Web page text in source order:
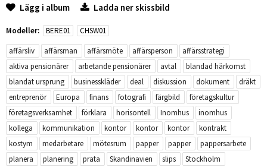
Lägg i album Ladda ner skissbild
Modeller: BERE01
CHSW01
affärsliv
affärsman affärsmöte affärsperson
affärsstrategi
aktiva pensionärer
arbetande pensionärer avtal
blandad härkomst
blandat ursprung
businesskläder deal diskussion dokument
dräkt
entreprenör
Europa finans fotografi färgbild
företagskultur
företagsverksamhet
förklara horisontell Inomhus
inomhus
kollega
kommunikation kontor kontor kontor
kontrakt
kostym
medarbetare mötesrum papper papper
pappersarbete
planera
planering prata Skandinavien slips
Stockholm